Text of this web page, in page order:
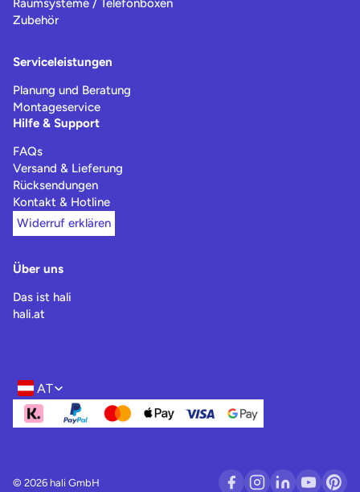
Raumsysteme / Telefonboxen
Zubehör
Serviceleistungen
Planung und Beratung
Montageservice
Hilfe & Support
FAQs
Versand & Lieferung
Rücksendungen
Kontakt & Hotline
Widerruf erklären
Über uns
Das ist hali
hali.at
Region- und Sprachwahl
AT
© 2026 hali GmbH